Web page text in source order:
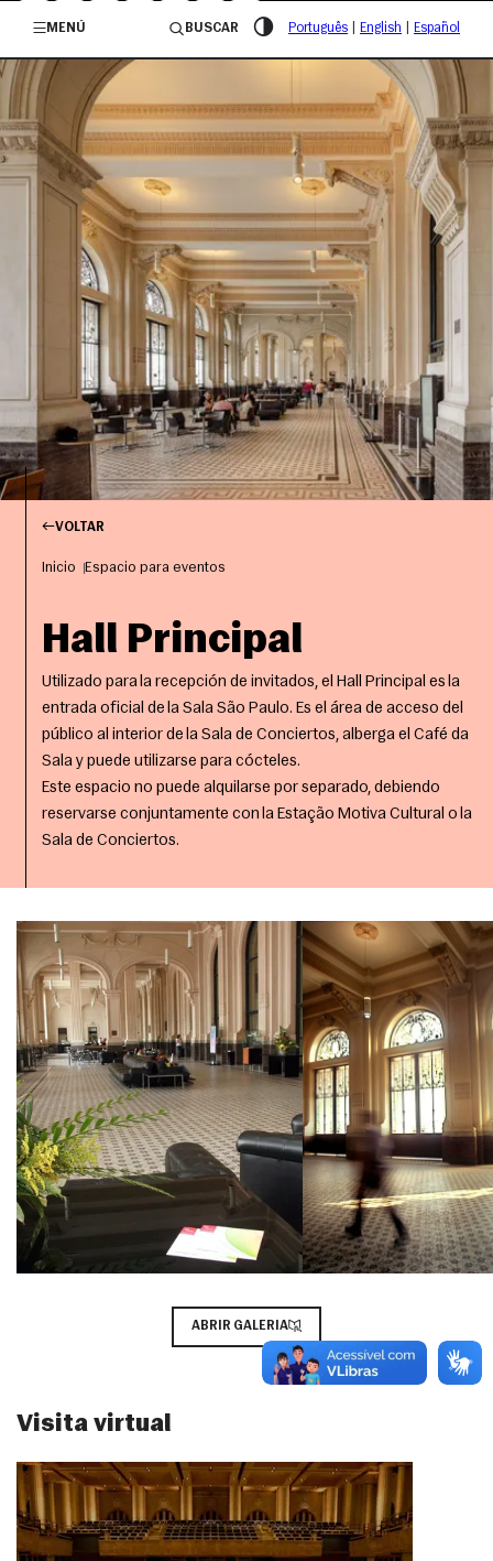
/governosp
MENÚ
BUSCAR Português English Español
VOLTAR
Inicio Espacio para eventos
Hall Principal
Utilizado para la recepción de invitados, el Hall Principal es la
entrada oficial de la Sala São Paulo. Es el área de acceso del
público al interior de la Sala de Conciertos, alberga el Café da
Sala y puede utilizarse para cócteles.
Este espacio no puede alquilarse por separado, debiendo
reservarse conjuntamente con la Estação Motiva Cultural o la
Sala de Conciertos.
ABRIR GALERIA
Visita virtual